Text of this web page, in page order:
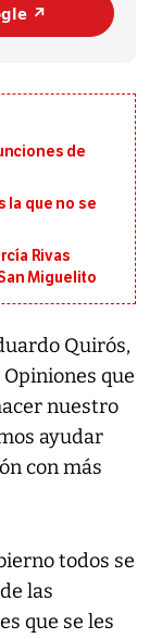
↗️
de
la que no se
Rivas
Miguelito
Quirós,
que
nuestro
ayudar
con más
todos se
las
que se les